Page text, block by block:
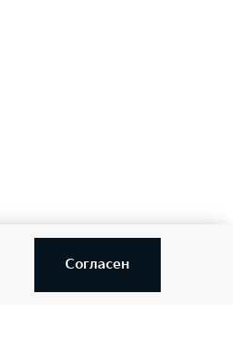
Согласен